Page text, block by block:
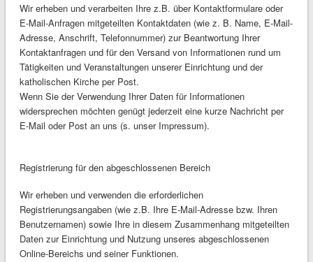
Wir erheben und verarbeiten Ihre z.B. über Kontaktformulare oder
E-Mail-Anfragen mitgeteilten Kontaktdaten (wie z. B. Name, E-Mail-
Adresse, Anschrift, Telefonnummer) zur Beantwortung Ihrer
Kontaktanfragen und für den Versand von Informationen rund um
Tätigkeiten und Veranstaltungen unserer Einrichtung und der
katholischen Kirche per Post.
Wenn Sie der Verwendung Ihrer Daten für Informationen
widersprechen möchten genügt jederzeit eine kurze Nachricht per
E-Mail oder Post an uns (s. unser Impressum).
Registrierung für den abgeschlossenen Bereich
Wir erheben und verwenden die erforderlichen
Registrierungsangaben (wie z.B. Ihre E-Mail-Adresse bzw. Ihren
Benutzernamen) sowie Ihre in diesem Zusammenhang mitgeteilten
Daten zur Einrichtung und Nutzung unseres abgeschlossenen
Online-Bereichs und seiner Funktionen.